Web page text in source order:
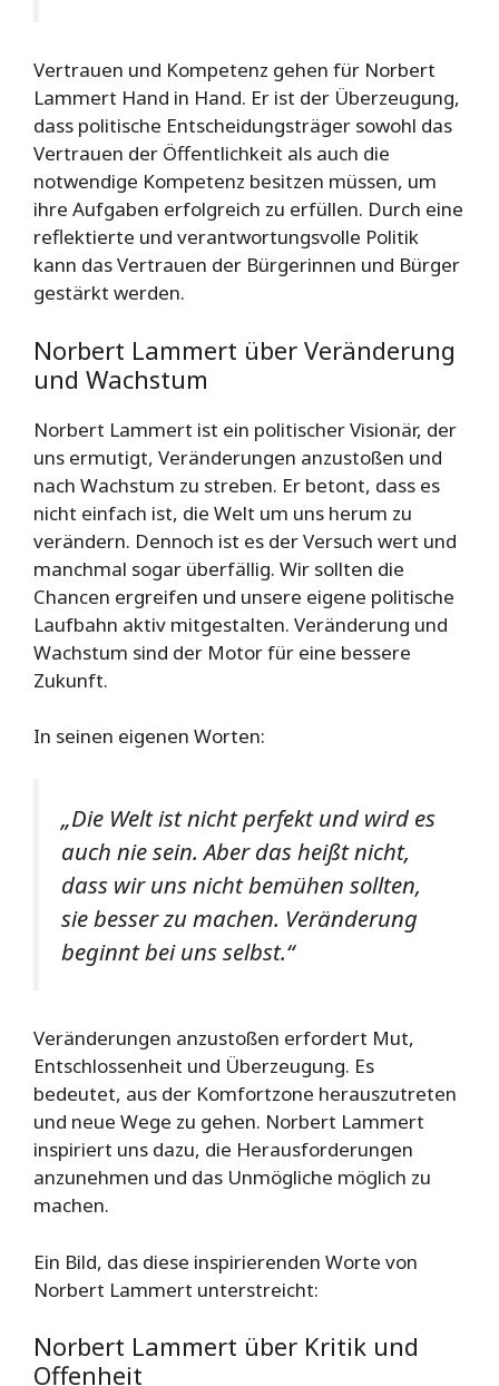
Vertrauen und Kompetenz gehen für Norbert
Lammert Hand in Hand. Er ist der Überzeugung,
dass politische Entscheidungsträger sowohl das
Vertrauen der Öffentlichkeit als auch die
notwendige Kompetenz besitzen müssen, um
ihre Aufgaben erfolgreich zu erfüllen. Durch eine
reflektierte und verantwortungsvolle Politik
kann das Vertrauen der Bürgerinnen und Bürger
gestärkt werden.
Norbert Lammert über Veränderung
und Wachstum
Norbert Lammert ist ein politischer Visionär, der
uns ermutigt, Veränderungen anzustoßen und
nach Wachstum zu streben. Er betont, dass es
nicht einfach ist, die Welt um uns herum zu
verändern. Dennoch ist es der Versuch wert und
manchmal sogar überfällig. Wir sollten die
Chancen ergreifen und unsere eigene politische
Laufbahn aktiv mitgestalten. Veränderung und
Wachstum sind der Motor für eine bessere
Zukunft.
In seinen eigenen Worten:
„Die Welt ist nicht perfekt und wird es
auch nie sein. Aber das heißt nicht,
dass wir uns nicht bemühen sollten,
sie besser zu machen. Veränderung
beginnt bei uns selbst.“
Veränderungen anzustoßen erfordert Mut,
Entschlossenheit und Überzeugung. Es
bedeutet, aus der Komfortzone herauszutreten
und neue Wege zu gehen. Norbert Lammert
inspiriert uns dazu, die Herausforderungen
anzunehmen und das Unmögliche möglich zu
machen.
Ein Bild, das diese inspirierenden Worte von
Norbert Lammert unterstreicht:
Norbert Lammert über Kritik und
Offenheit